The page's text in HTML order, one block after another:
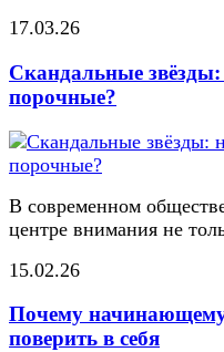
17.03.26
Скандальные
порочные?
В современном
центре внимания не
15.02.26
Почему
поверить в себя